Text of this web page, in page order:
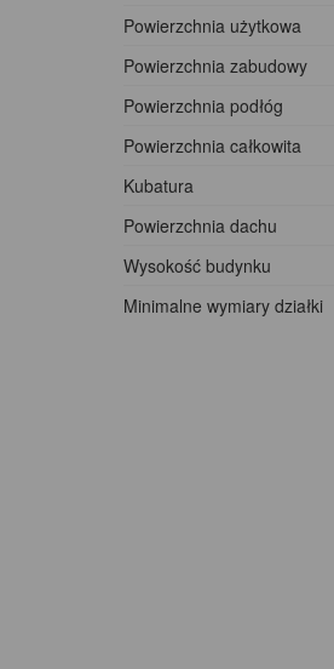
Powierzchnia użytkowa
Powierzchnia zabudowy
Powierzchnia podłóg
Powierzchnia całkowita
Kubatura
Powierzchnia dachu
Wysokość budynku
Minimalne wymiary działki